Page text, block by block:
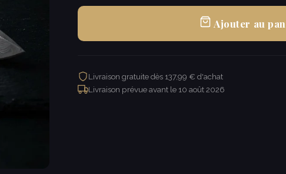
Ajouter au
Livraison gratuite dès 137,99 € d'achat
Livraison prévue avant le 10 août 2026